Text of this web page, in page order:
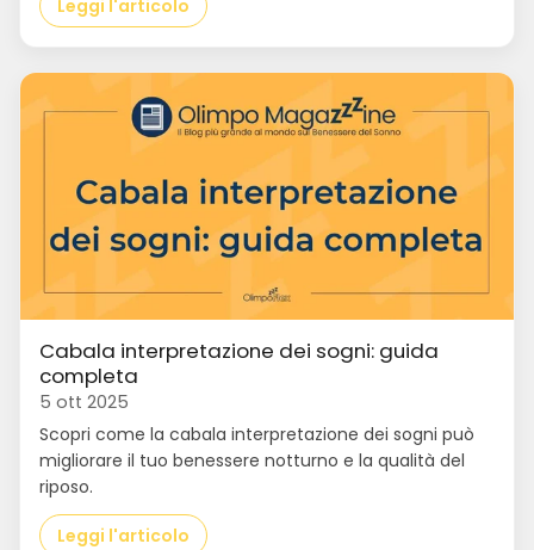
Leggi l'articolo
Cabala interpretazione dei sogni: guida
completa
5 ott 2025
Scopri come la cabala interpretazione dei sogni può
migliorare il tuo benessere notturno e la qualità del
riposo.
Leggi l'articolo